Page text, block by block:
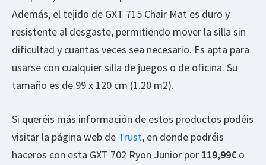
Además, el tejido de GXT 715 Chair Mat es duro y
resistente al desgaste, permitiendo mover la silla sin
dificultad y cuantas veces sea necesario. Es apta para
usarse con cualquier silla de juegos o de oficina. Su
tamaño es de 99 x 120 cm (1.20 m2).
Si queréis más información de estos productos podéis
visitar la página web de Trust, en donde podréis
haceros con esta GXT 702 Ryon Junior por 119,99€ o